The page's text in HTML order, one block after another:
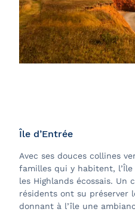
Île d’Entrée
Avec ses douces collines
familles qui y habitent, l’Île
les Highlands écossais. Un
résidents ont su préserver
donnant à l’île une